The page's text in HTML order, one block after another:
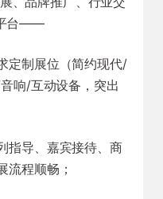
平台——
定制展位（简约现代/
响/互动设备，突出
指导、嘉宾接待、商
流程顺畅；